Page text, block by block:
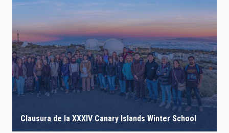
Clausura de la XXXIV Canary Islands Winter School